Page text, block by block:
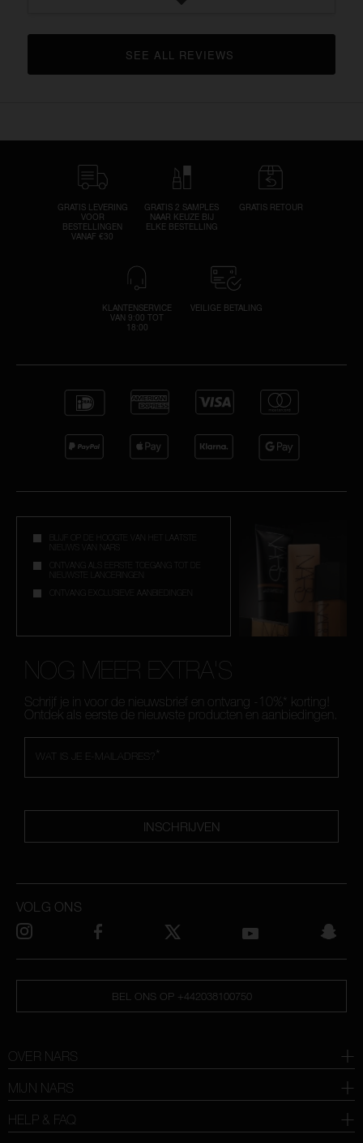
CLICK TO GO TO ALL REVIEWS
GRATIS LEVERING
VOOR
BESTELLINGEN
VANAF €30
GRATIS 2 SAMPLES
NAAR KEUZE BIJ
ELKE BESTELLING
GRATIS RETOUR
KLANTENSERVICE
VAN 9:00 TOT
18:00
VEILIGE BETALING
BLIJF OP DE HOOGTE VAN HET LAATSTE
NIEUWS VAN NARS
ONTVANG ALS EERSTE TOEGANG TOT DE
NIEUWSTE LANCERINGEN
ONTVANG EXCLUSIEVE AANBIEDINGEN
NOG MEER EXTRA'S
Schrijf je in voor de nieuwsbrief en ontvang -10%* korting!
Ontdek als eerste de nieuwste producten en aanbiedingen.
*
WAT IS JE E-MAILADRES?
INSCHRIJVEN
BEL ONS OP +442038100750
OVER NARS
MIJN NARS
HELP & FAQ
VOLG ONS